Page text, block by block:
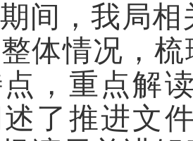
间，我局相
体情况，
，重点解
了推进文